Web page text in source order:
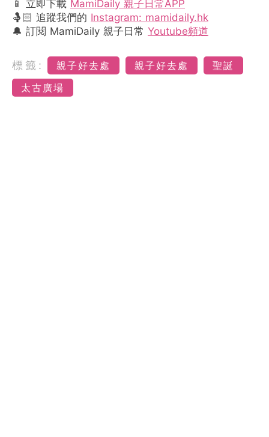
📱 立即下載 MamiDaily 親子日常APP
🤱🏻 追蹤我們的 Instagram: mamidaily.hk
🔔 訂閱 MamiDaily 親子日常 Youtube頻道
標籤: 親子好去處 親子好去處
聖誕
太古廣場